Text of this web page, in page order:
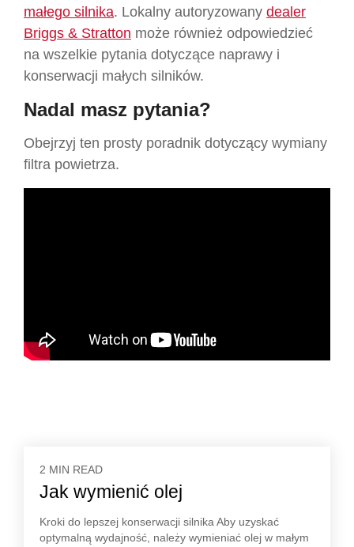
małego silnika. Lokalny autoryzowany dealer
Briggs & Stratton może również odpowiedzieć
na wszelkie pytania dotyczące naprawy i
konserwacji małych silników.
Nadal masz pytania?
Obejrzyj ten prosty poradnik dotyczący wymiany
filtra powietrza.
2 MIN READ
Jak wymienić olej
Kroki do lepszej konserwacji silnika Aby uzyskać
optymalną wydajność, należy wymieniać olej w małym